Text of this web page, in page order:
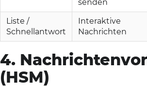
senden
Liste /
Schnellantwort
Interaktive
Nachrichten
4.
(HSM)